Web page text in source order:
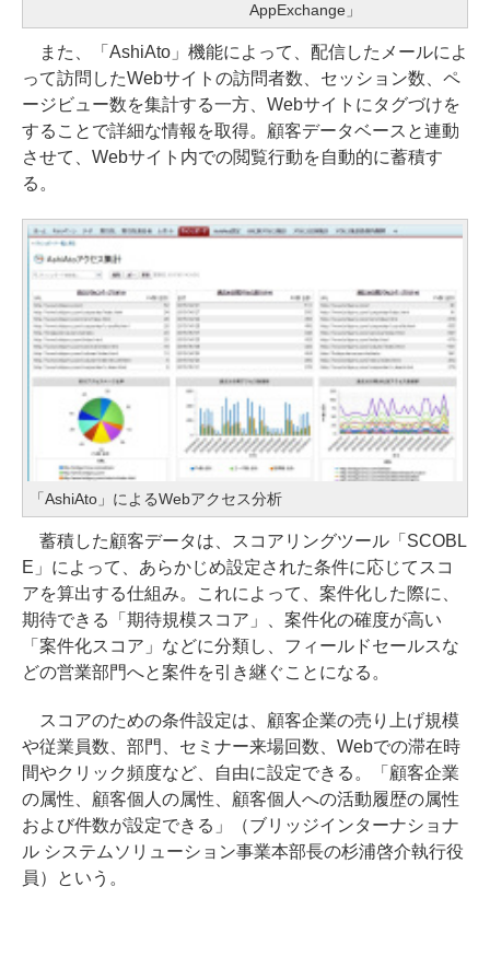
AppExchange」
また、「AshiAto」機能によって、配信したメールによ
って訪問したWebサイトの訪問者数、セッション数、ペ
ージビュー数を集計する一方、Webサイトにタグづけを
することで詳細な情報を取得。顧客データベースと連動
させて、Webサイト内での閲覧行動を自動的に蓄積す
る。
「AshiAto」によるWebアクセス分析
蓄積した顧客データは、スコアリングツール「SCOBL
E」によって、あらかじめ設定された条件に応じてスコ
アを算出する仕組み。これによって、案件化した際に、
期待できる「期待規模スコア」、案件化の確度が高い
「案件化スコア」などに分類し、フィールドセールスな
どの営業部門へと案件を引き継ぐことになる。
スコアのための条件設定は、顧客企業の売り上げ規模
や従業員数、部門、セミナー来場回数、Webでの滞在時
間やクリック頻度など、自由に設定できる。「顧客企業
の属性、顧客個人の属性、顧客個人への活動履歴の属性
および件数が設定できる」（ブリッジインターナショナ
ル システムソリューション事業本部長の杉浦啓介執行役
員）という。